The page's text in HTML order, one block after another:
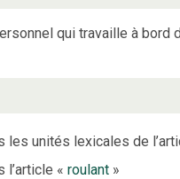
qui travaille à bord
les unités lexicales de
l’article « roulant»